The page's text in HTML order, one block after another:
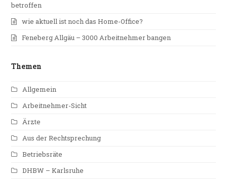
betroffen
wie aktuell ist noch das Home-Office?
Feneberg Allgäu – 3000 Arbeitnehmer bangen
Themen
Allgemein
Arbeitnehmer-Sicht
Ärzte
Aus der Rechtsprechung
Betriebsräte
DHBW – Karlsruhe